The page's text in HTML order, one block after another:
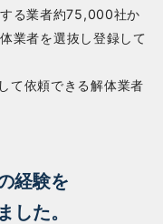
る業者約75,000社か
業者を選抜し登録して
て依頼できる解体業者
経験を
した。